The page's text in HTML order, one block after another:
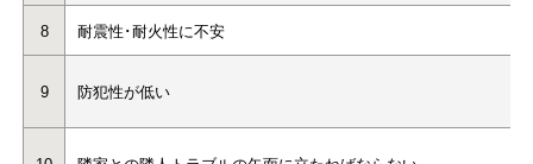
8 耐震性･耐火性に不安
9 防犯性が低い